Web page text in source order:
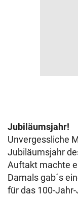
Jubiläumsjahr!
Unvergessliche
Jubiläumsjahr
Auftakt machte
Damals gab´s
für das 100-